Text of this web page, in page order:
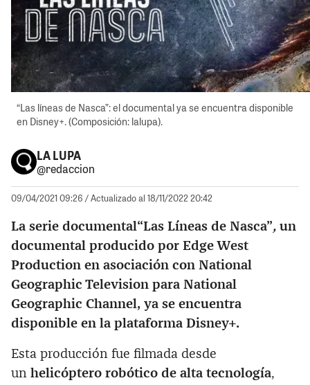
“Las líneas de Nasca”: el documental ya se encuentra disponible
en Disney+. (Composición: lalupa).
LA LUPA
@redaccion
09/04/2021 09:26 / Actualizado al 18/11/2022 20:42
La serie documental“Las Líneas de Nasca”, un
documental producido por Edge West
Production en asociación con National
Geographic Television para National
Geographic Channel, ya se encuentra
disponible en la plataforma Disney+.
Esta producción fue filmada desde
un helicóptero robótico de alta tecnología,